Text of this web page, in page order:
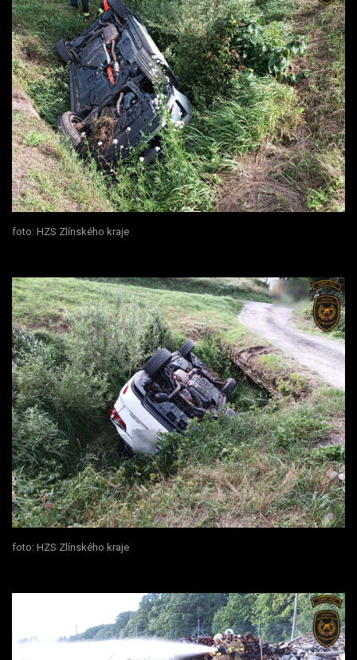
foto: HZS Zlínského kraje
foto: HZS Zlínského kraje